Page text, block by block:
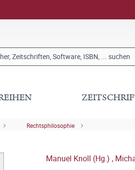
Rechtsphilosophie
Manuel Knoll (Hg.) ,